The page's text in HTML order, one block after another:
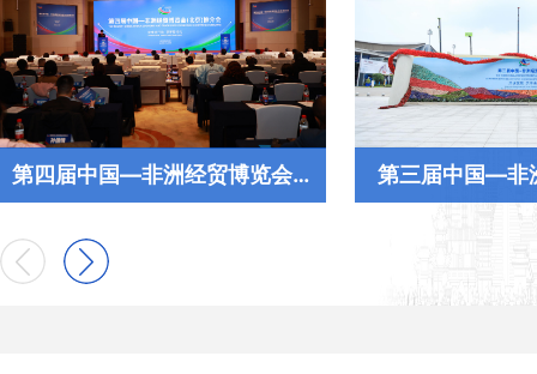
第四届中国—非洲经贸博览会暨中非经贸深度合作先行区北京推介会 第三届中国—非